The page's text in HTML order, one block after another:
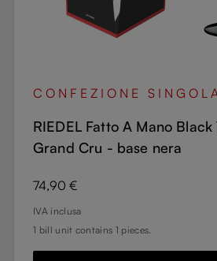
CONFEZIONE
RIEDEL Fatto A Mano
Grand Cru - base nera
Prezzo normale:
74,90 €
IVA inclusa
1 bill unit contains 1 pieces.